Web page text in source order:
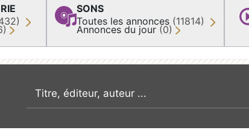
SONS
Toutes les annonces (11814)
Annonces du jour (0)
recherche par mot clé